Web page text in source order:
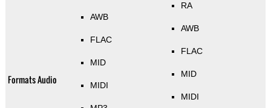
Formats Audio
AWB
FLAC
MID
MIDI
RA
AWB
FLAC
MID
MIDI